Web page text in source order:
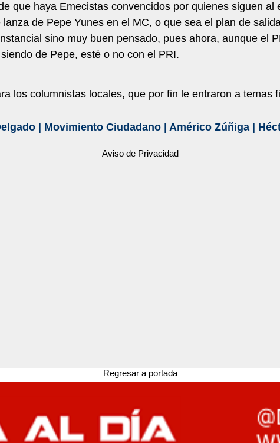
que haya Emecistas convencidos por quienes siguen al
de Pepe Yunes en el MC, o que sea el plan de
sino muy buen pensado, pues ahora, aunque el
de Pepe, esté o no con el PRI.
los columnistas locales, que por fin le entraron a temas
Movimiento Ciudadano Américo Zúñiga
Aviso de Privacidad
Regresar a portada